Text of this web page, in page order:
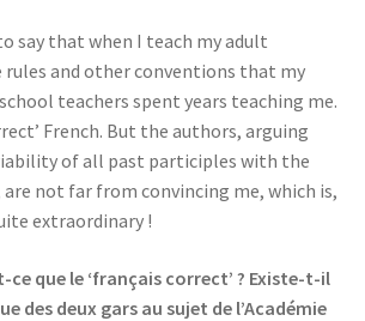
say that when I teach my adult
rules and other conventions that my
teachers spent years teaching me.
French. But the authors, arguing
of all past participles with the
are not far from convincing me, which is,
extraordinary !
ce que le ‘français correct’ ? Existe-t-il
des deux gars au sujet de l’Académie